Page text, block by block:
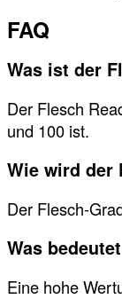
FAQ
Was ist der
Der Flesch
und 100 ist.
Wie wird der
Der Flesch-
Was
Eine hohe